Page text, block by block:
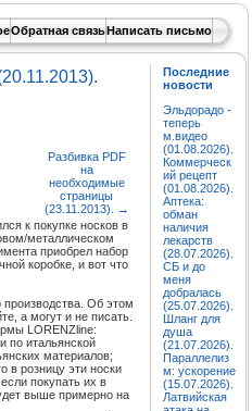
Обратная связьНаписать письмо
Разбивка PDF
на
необходимые
страницы
(23.11.2013).
→
к покупке носков в
металлическом
приобрел набор
коробке, и вот что
производства. Об этом
а могут и не писать.
LORENZline:
по итальянской
материалов;
в розницу эти носки
покупать их в
выше примерно на
Последние
новости
Эльдорадо -
теперь
м.видео
(01.08.2026).
Коммерческ
ий рецепт
(01.08.2026).
Аптека:
обман
наличия
лекарств
(28.07.2026).
СБ и до
меня
добралась
(25.07.2026).
Шланг для
душа
(21.07.2026).
Параллелиз
м: ускорение
(15.07.2026).
Латвийская